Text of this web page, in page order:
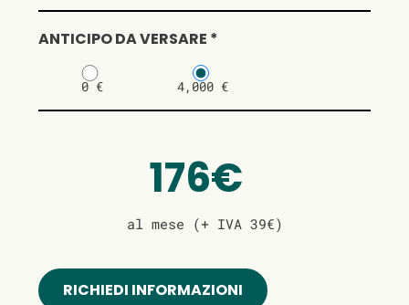
ANTICIPO DA VERSARE *
0 € 4,000 €
176€
al mese (+ IVA 39€)
RICHIEDI INFORMAZIONI